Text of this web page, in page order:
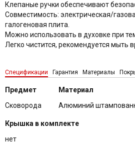
Клепаные ручки обеспечивают
Совместимость: электрическая/
галогеновая плита.
Можно использовать в духовке при
Легко чистится, рекомендуется мыть
Спецификации Гарантия Материалы
Предмет
Сковорода
Материал
Алюминий
Крышка в комплекте
нет